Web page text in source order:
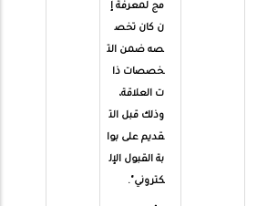
مج لمعرفة إ
ن كان تخص
صه ضمن الت
خصصات ذا
ت العلاقة،
وذلك قبل الت
قديم على بوا
بة القبول الإل
كتروني".